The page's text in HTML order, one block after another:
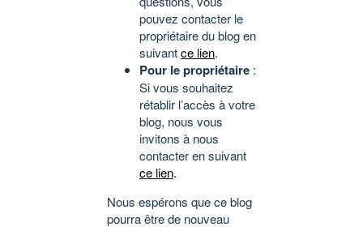
pouvez contacter le
propriétaire du blog en
suivantce lien.
Pour le propriétaire :
Si vous souhaitez
rétablir l’accès à votre
blog, nous vous
invitons à nous
contacter en suivant
ce lien.
Nous espérons que ce blog
pourra être de nouveau